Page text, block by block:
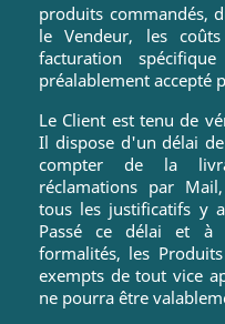
produits commandés,
le Vendeur, les
facturation
préalablement accepté
Le Client est tenu de
Il dispose d'un délai
compter de la
réclamations par
tous les justificatifs y
Passé ce délai et à
formalités, les
exempts de tout vice
ne pourra être